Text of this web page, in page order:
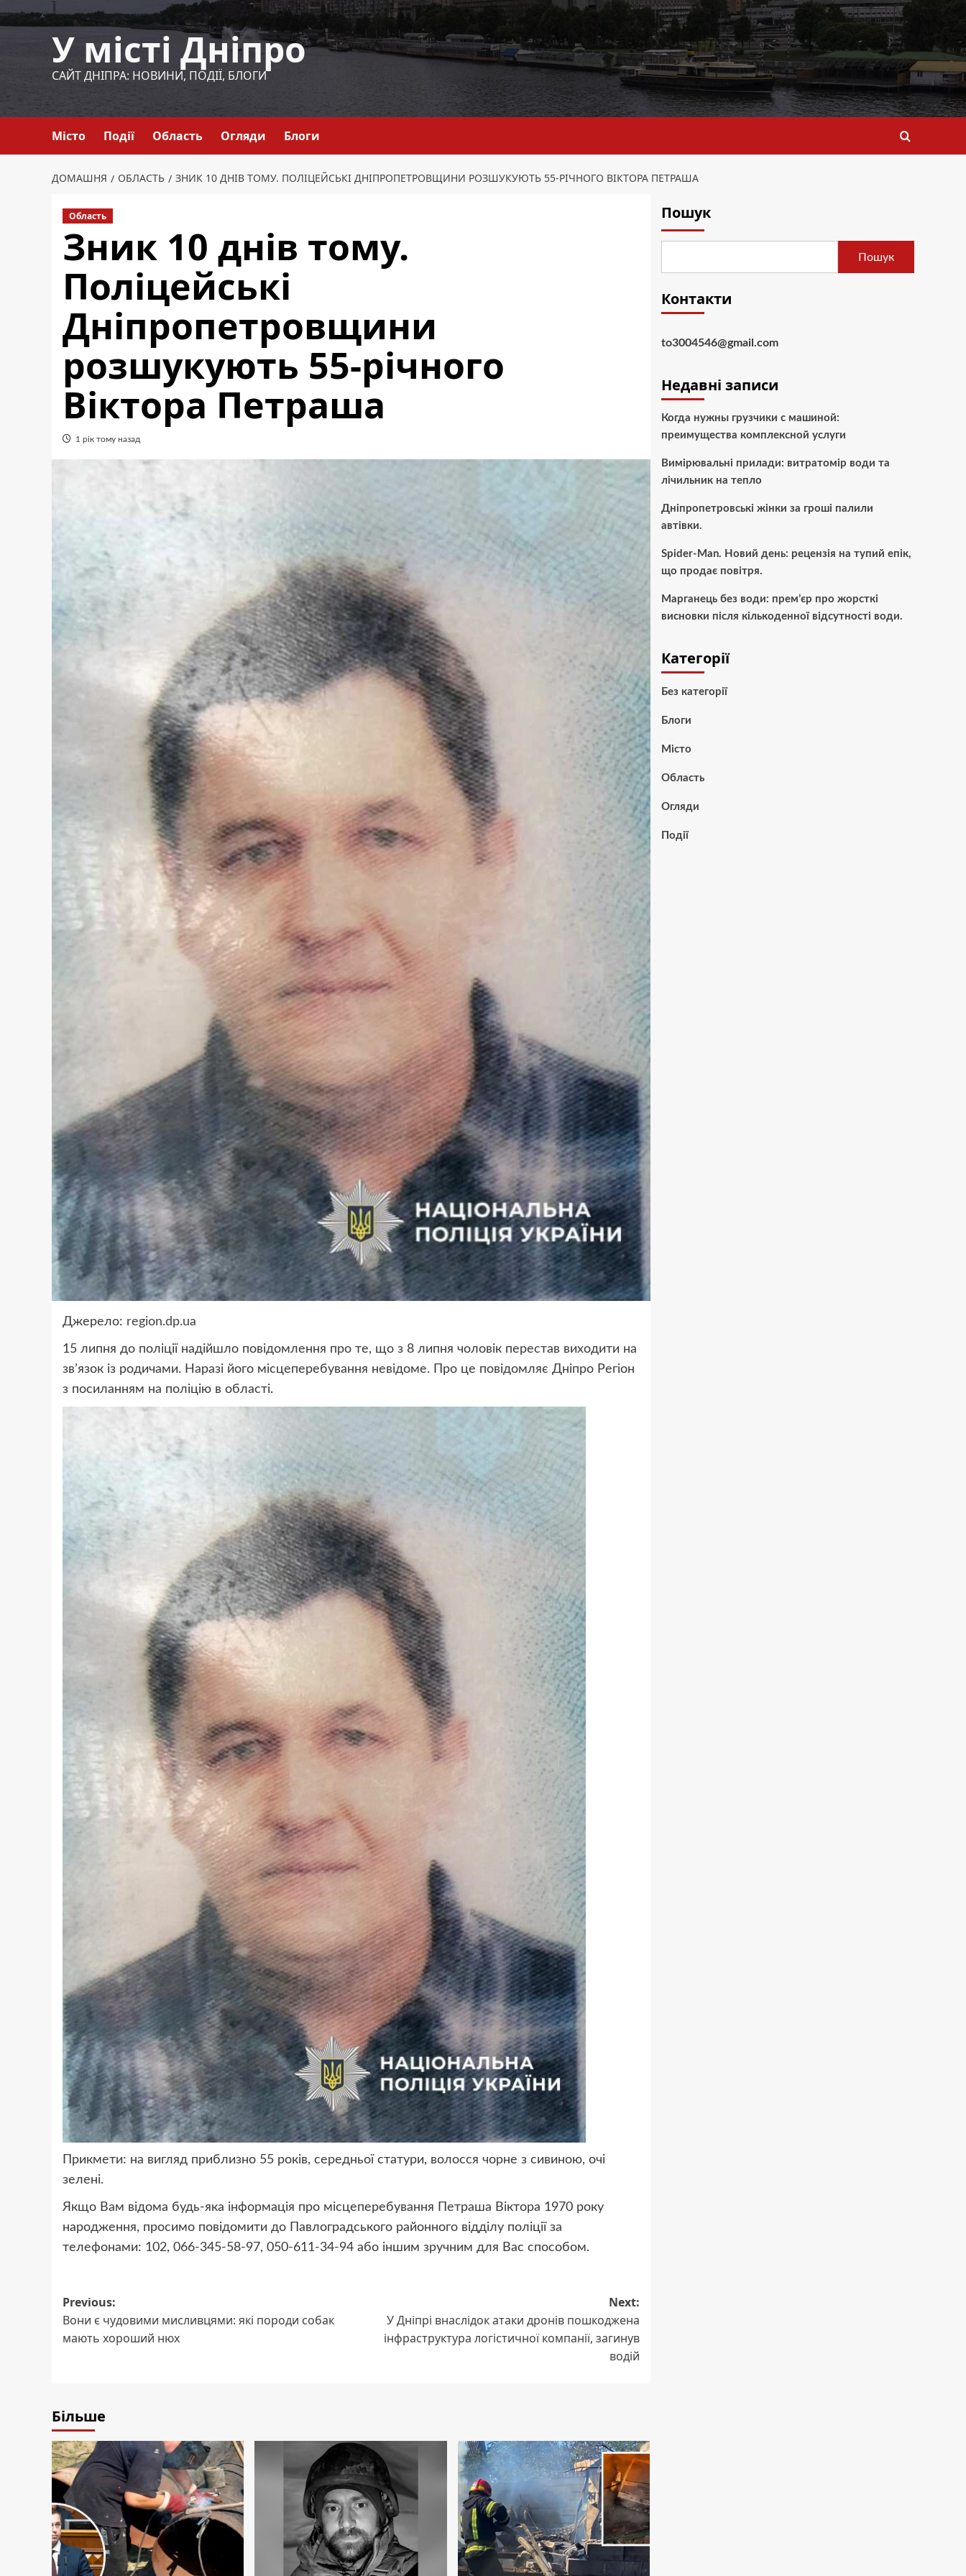
до
У місті Дніпро
САЙТ ДНІПРА: НОВИНИ, ПОДІЇ, БЛОГИ
Місто Події Область Огляди Блоги
ДОМАШНЯ ОБЛАСТЬ ЗНИК 10 ДНІВ ТОМУ. ПОЛІЦЕЙСЬКІ ДНІПРОПЕТРОВЩИНИ РОЗШУКУЮТЬ 55-РІЧНОГО ВІКТОРА ПЕТРАША
Область
Зник 10 днів тому.
Поліцейські
Дніпропетровщини
розшукують 55-річного
Віктора Петраша
1 рік тому назад
Джерело: region.dp.ua
15 липня до поліції надійшло повідомлення про те, що з 8 липня чоловік перестав виходити на
звʼязок із родичами. Наразі його місцеперебування невідоме. Про це повідомляє Дніпро Регіон
з посиланням на поліцію в області.
Прикмети: на вигляд приблизно 55 років, середньої статури, волосся чорне з сивиною, очі
зелені.
Якщо Вам відома будь-яка інформація про місцеперебування Петраша Віктора 1970 року
народження, просимо повідомити до Павлоградського районного відділу поліції за
телефонами: 102, 066-345-58-97, 050-611-34-94 або іншим зручним для Вас способом.
Post
navigation
Previous:
Вони є чудовими мисливцями: які породи собак
мають хороший нюх
Next:
У Дніпрі внаслідок атаки дронів пошкоджена
інфраструктура логістичної компанії, загинув
водій
Більше
Пошук
Пошук
Контакти
to3004546@gmail.com
Недавні записи
Когда нужны грузчики с машиной:
преимущества комплексной услуги
Вимірювальні прилади: витратомір води та
лічильник на тепло
Дніпропетровські жінки за гроші палили
автівки.
Spider-Man. Новий день: рецензія на тупий епік,
що продає повітря.
Марганець без води: прем’єр про жорсткі
висновки після кількоденної відсутності води.
Категорії
Без категорії
Блоги
Місто
Область
Огляди
Події